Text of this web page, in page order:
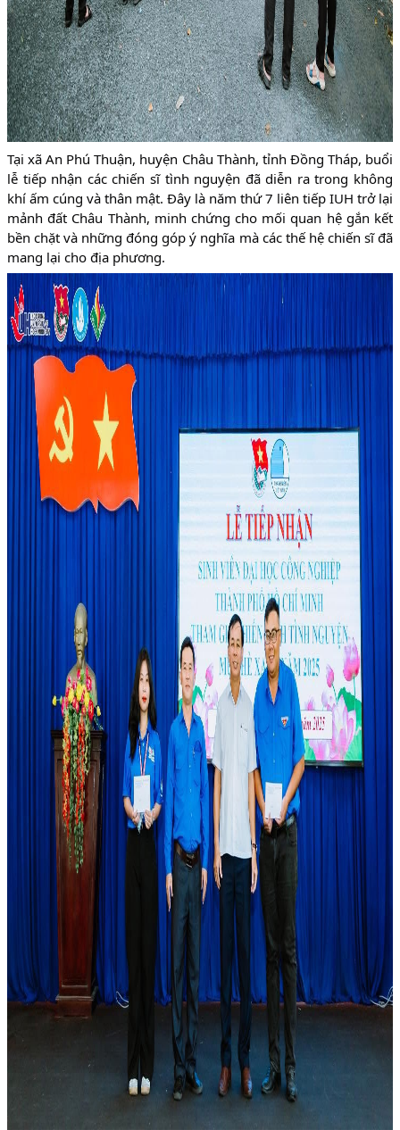
Tại xã An Phú Thuận, huyện Châu Thành, tỉnh Đồng Tháp, buổi
lễ tiếp nhận các chiến sĩ tình nguyện đã diễn ra trong không
khí ấm cúng và thân mật. Đây là năm thứ 7 liên tiếp IUH trở lại
mảnh đất Châu Thành, minh chứng cho mối quan hệ gắn kết
bền chặt và những đóng góp ý nghĩa mà các thế hệ chiến sĩ đã
mang lại cho địa phương.